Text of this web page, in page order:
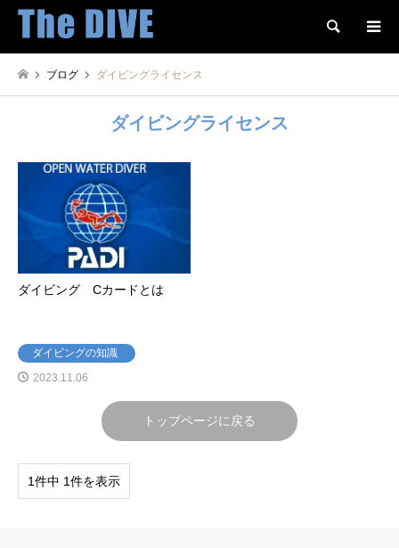
検索
ブログ ダイビングライセンス
ダイビングライセンス
ダイビング Cカードとは
ダイビングの知識
2023.11.06
トップページに戻る
1件中 1件を表示